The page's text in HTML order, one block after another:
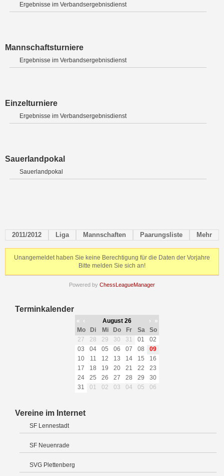
Ergebnisse im Verbandsergebnisdienst
Mannschaftsturniere
Ergebnisse im Verbandsergebnisdienst
Einzelturniere
Ergebnisse im Verbandsergebnisdienst
Sauerlandpokal
Sauerlandpokal
2011/2012 Liga Mannschaften Paarungsliste Mehr
Unangemeldet haben Sie keine Berechtigung für die Daten der Vorjahre
Bitte melden Sie sich an!
Powered by ChessLeagueManager
Terminkalender
« ‹ August 26 ›
»
Mo
Di Mi Do Fr Sa
So
27
28 29 30 31 01
02
03
04 05 06 07 08
09
10
11 12 13 14 15
16
17
18 19 20 21 22
23
24
25 26 27 28 29
30
31
01 02 03 04 05 06
Vereine im Internet
SF Lennestadt
SF Neuenrade
SVG Plettenberg